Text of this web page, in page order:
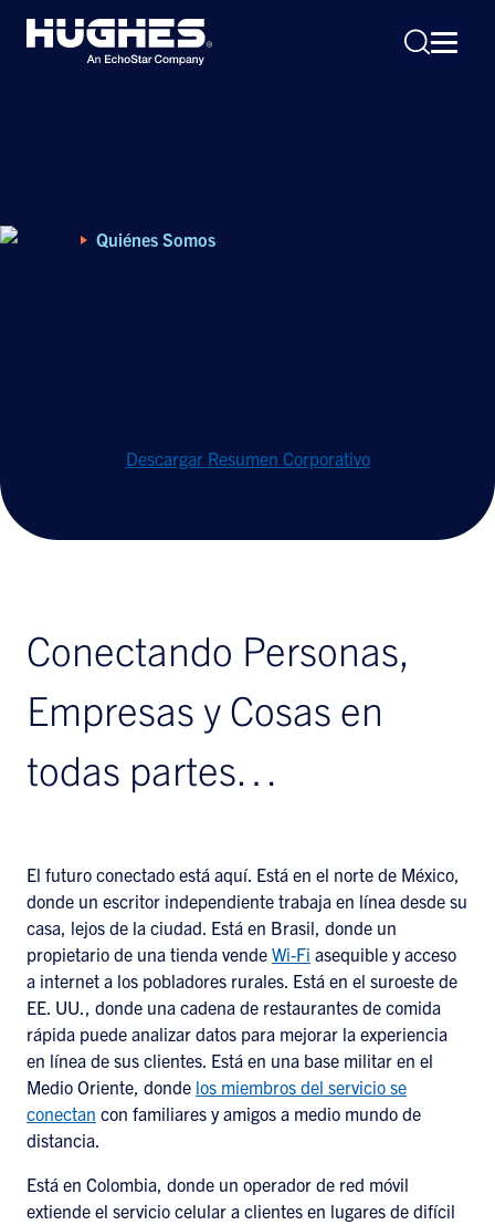
Quiénes Somos
Descargar Resumen Corporativo
Conectando Personas,
Empresas y Cosas en
todas partes…
El futuro conectado está aquí. Está en el norte de México,
donde un escritor independiente trabaja en línea desde su
casa, lejos de la ciudad. Está en Brasil, donde un
propietario de una tienda vende Wi-Fi asequible y acceso
a internet a los pobladores rurales. Está en el suroeste de
EE. UU., donde una cadena de restaurantes de comida
rápida puede analizar datos para mejorar la experiencia
en línea de sus clientes. Está en una base militar en el
Medio Oriente, donde los miembros del servicio se
conectan con familiares y amigos a medio mundo de
distancia.
Está en Colombia, donde un operador de red móvil
extiende el servicio celular a clientes en lugares de difícil